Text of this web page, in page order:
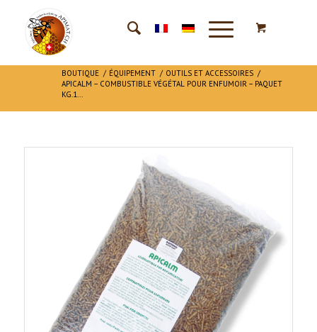
BOUTIQUE / ÉQUIPEMENT / OUTILS ET ACCESSOIRES /
APICALM – COMBUSTIBLE VÉGÉTAL POUR ENFUMOIR – PAQUET
KG.1...